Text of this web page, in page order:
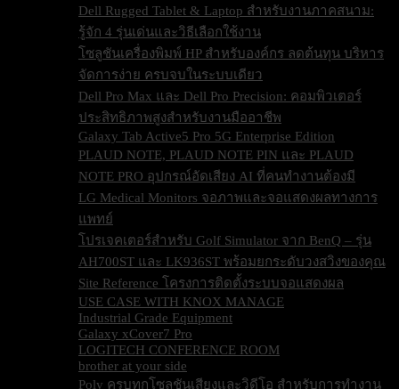
Dell Rugged Tablet & Laptop สำหรับงานภาคสนาม:
รู้จัก 4 รุ่นเด่นและวิธีเลือกใช้งาน
โซลูชันเครื่องพิมพ์ HP สำหรับองค์กร ลดต้นทุน บริหาร
จัดการง่าย ครบจบในระบบเดียว
Dell Pro Max และ Dell Pro Precision: คอมพิวเตอร์
ประสิทธิภาพสูงสำหรับงานมืออาชีพ
Galaxy Tab Active5 Pro 5G Enterprise Edition
PLAUD NOTE, PLAUD NOTE PIN และ PLAUD
NOTE PRO อุปกรณ์อัดเสียง AI ที่คนทำงานต้องมี
LG Medical Monitors จอภาพและจอแสดงผลทางการ
แพทย์
โปรเจคเตอร์สำหรับ Golf Simulator จาก BenQ – รุ่น
AH700ST และ LK936ST พร้อมยกระดับวงสวิงของคุณ
Site Reference โครงการติดตั้งระบบจอแสดงผล
USE CASE WITH KNOX MANAGE
Industrial Grade Equipment
Galaxy xCover7 Pro
LOGITECH CONFERENCE ROOM
brother at your side
Poly ครบทุกโซลูชันเสียงและวิดีโอ สำหรับการทำงาน